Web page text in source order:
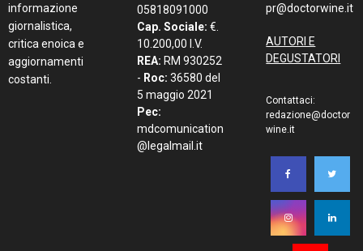
informazione
giornalistica,
critica enoica e
aggiornamenti
costanti.
05818091000
Cap. Sociale: €.
10.200,00 I.V.
REA: RM 930252
- Roc: 36580 del
5 maggio 2021
Pec:
mdcomunication
@legalmail.it
pr@doctorwine.it
AUTORI E
DEGUSTATORI
Contattaci:
redazione@doctor
wine.it